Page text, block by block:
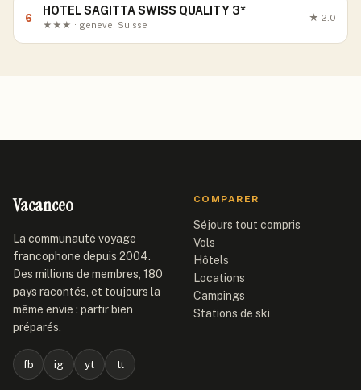
6
HOTEL SAGITTA SWISS QUALITY 3*
★★★ · geneve, Suisse
★ 2.0
Vacanceo
La communauté voyage
francophone depuis 2004.
Des millions de membres, 180
pays racontés, et toujours la
même envie : partir bien
préparés.
fb ig yt tt
COMPARER
Séjours tout compris
Vols
Hôtels
Locations
Campings
Stations de ski